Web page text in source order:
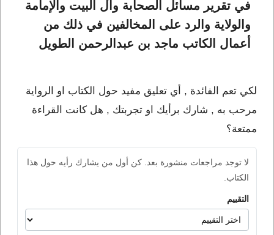
في تقرير مسائل الصحابة وآل البيت والإمامة
والولاية والرد على المخالفين في ذلك من
أعمال الكاتب ماجد بن عبدالرحمن الطويل
لكي تعم الفائدة , أي تعليق مفيد حول الكتاب او الرواية
مرحب به , شارك برأيك او تجربتك , هل كانت القراءة
ممتعة؟
لا توجد مراجعات منشورة بعد. كن أول من يشارك رأيه حول هذا
الكتاب.
التقييم